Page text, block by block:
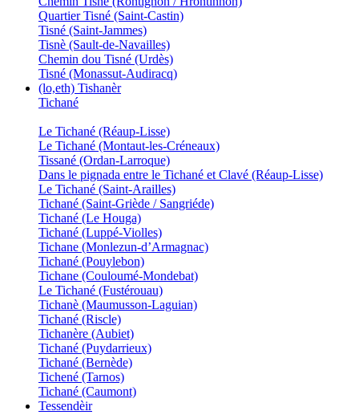
Quartier Tisné (Saint-Castin)
Tisné (Saint-Jammes)
Tisnè (Sault-de-Navailles)
Chemin dou Tisné (Urdès)
Tisné (Monassut-Audiracq)
(lo,eth) Tishanèr
Tichané
Le Tichané (Réaup-Lisse)
Le Tichané (Montaut-les-Créneaux)
Tissané (Ordan-Larroque)
Dans le pignada entre le Tichané et Clavé (Réaup-Lisse)
Le Tichané (Saint-Arailles)
Tichané (Saint-Griède / Sangriéde)
Tichané (Le Houga)
Tichané (Luppé-Violles)
Tichane (Monlezun-d’Armagnac)
Tichané (Pouylebon)
Tichane (Couloumé-Mondebat)
Le Tichané (Fustérouau)
Tichanè (Maumusson-Laguian)
Tichané (Riscle)
Tichanère (Aubiet)
Tichané (Puydarrieux)
Tichané (Bernède)
Tichené (Tarnos)
Tichané (Caumont)
Tessendèir